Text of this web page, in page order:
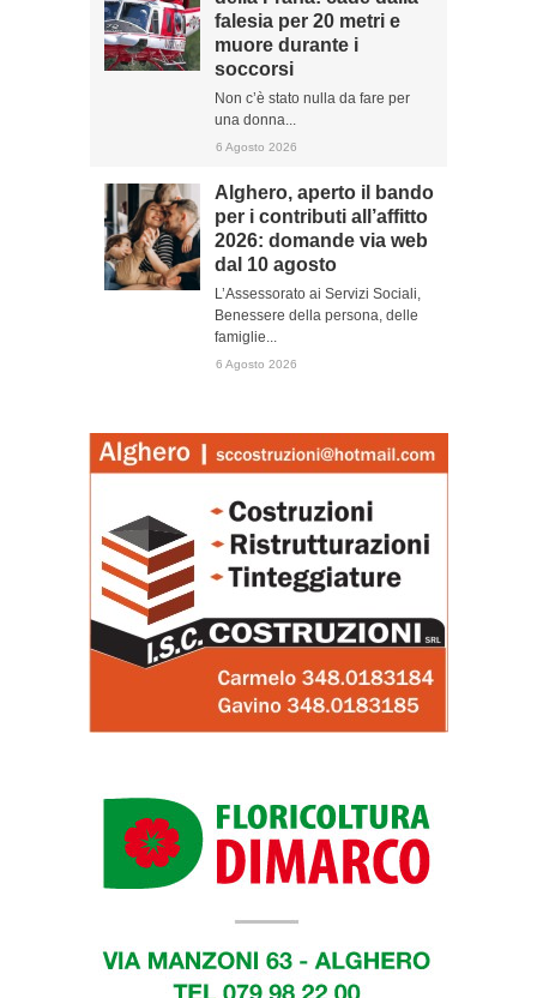
falesia per 20 metri e
muore durante i
soccorsi
Non c’è stato nulla da fare per
una donna...
6 Agosto 2026
Alghero, aperto il bando
per i contributi all’affitto
2026: domande via web
dal 10 agosto
L’Assessorato ai Servizi Sociali,
Benessere della persona, delle
famiglie...
6 Agosto 2026